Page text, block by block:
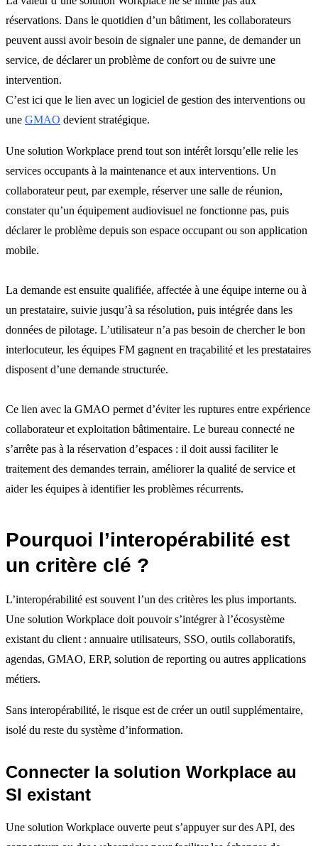
réservations. Dans le quotidien d’un bâtiment, les collaborateurs
peuvent aussi avoir besoin de signaler une panne, de demander un
service, de déclarer un problème de confort ou de suivre une
intervention.
C’est ici que le lien avec un logiciel de gestion des interventions ou
une GMAO devient stratégique.
Une solution Workplace prend tout son intérêt lorsqu’elle relie les
services occupants à la maintenance et aux interventions. Un
collaborateur peut, par exemple, réserver une salle de réunion,
constater qu’un équipement audiovisuel ne fonctionne pas, puis
déclarer le problème depuis son espace occupant ou son application
mobile.
La demande est ensuite qualifiée, affectée à une équipe interne ou à
un prestataire, suivie jusqu’à sa résolution, puis intégrée dans les
données de pilotage. L’utilisateur n’a pas besoin de chercher le bon
interlocuteur, les équipes FM gagnent en traçabilité et les prestataires
disposent d’une demande structurée.
Ce lien avec la GMAO permet d’éviter les ruptures entre expérience
collaborateur et exploitation bâtimentaire. Le bureau connecté ne
s’arrête pas à la réservation d’espaces : il doit aussi faciliter le
traitement des demandes terrain, améliorer la qualité de service et
aider les équipes à identifier les problèmes récurrents.
Pourquoi l’interopérabilité est
un critère clé ?
L’interopérabilité est souvent l’un des critères les plus importants.
Une solution Workplace doit pouvoir s’intégrer à l’écosystème
existant du client : annuaire utilisateurs, SSO, outils collaboratifs,
agendas, GMAO, ERP, solution de reporting ou autres applications
métiers.
Sans interopérabilité, le risque est de créer un outil supplémentaire,
isolé du reste du système d’information.
Connecter la solution Workplace au
SI existant
Une solution Workplace ouverte peut s’appuyer sur des API, des